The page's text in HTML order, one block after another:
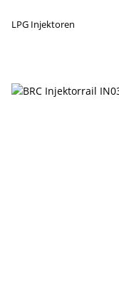
LPG Injektoren